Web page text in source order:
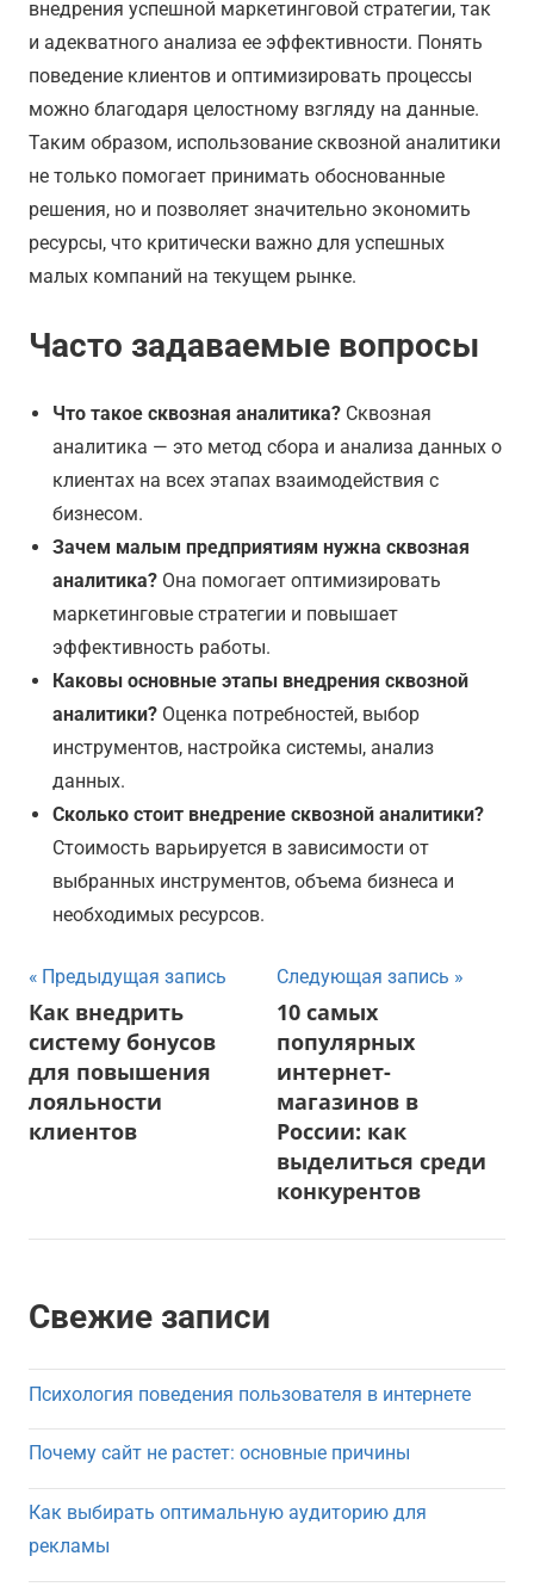
внедрения успешной маркетинговой стратегии, так
и адекватного анализа ее эффективности. Понять
поведение клиентов и оптимизировать процессы
можно благодаря целостному взгляду на данные.
Таким образом, использование сквозной аналитики
не только помогает принимать обоснованные
решения, но и позволяет значительно экономить
ресурсы, что критически важно для успешных
малых компаний на текущем рынке.
Часто задаваемые вопросы
Что такое сквозная аналитика? Сквозная
аналитика — это метод сбора и анализа данных о
клиентах на всех этапах взаимодействия с
бизнесом.
Зачем малым предприятиям нужна сквозная
аналитика? Она помогает оптимизировать
маркетинговые стратегии и повышает
эффективность работы.
Каковы основные этапы внедрения сквозной
аналитики? Оценка потребностей, выбор
инструментов, настройка системы, анализ
данных.
Сколько стоит внедрение сквозной аналитики?
Стоимость варьируется в зависимости от
выбранных инструментов, объема бизнеса и
необходимых ресурсов.
Навигация
по
записям
Предыдущая запись
Как внедрить
систему бонусов
для повышения
лояльности
клиентов
Следующая запись
10 самых
популярных
интернет-
магазинов в
России: как
выделиться среди
конкурентов
Свежие записи
Психология поведения пользователя в интернете
Почему сайт не растет: основные причины
Как выбирать оптимальную аудиторию для
рекламы